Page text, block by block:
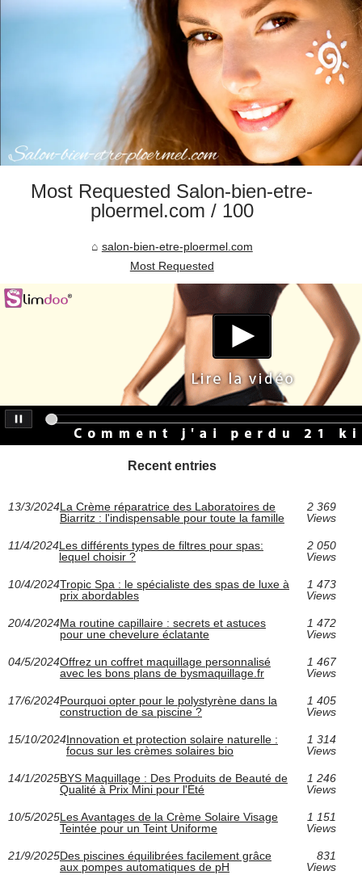
Most Requested Salon-bien-etre-
ploermel.com / 100
salon-bien-etre-ploermel.com
Most Requested
Recent entries
13/3/2024La Crème réparatrice des Laboratoires de
Biarritz : l'indispensable pour toute la famille
2 369
Views
11/4/2024Les différents types de filtres pour spas:
lequel choisir ?
2 050
Views
10/4/2024Tropic Spa : le spécialiste des spas de luxe à
prix abordables
1 473
Views
20/4/2024Ma routine capillaire : secrets et astuces
pour une chevelure éclatante
1 472
Views
04/5/2024Offrez un coffret maquillage personnalisé
avec les bons plans de bysmaquillage.fr
1 467
Views
17/6/2024Pourquoi opter pour le polystyrène dans la
construction de sa piscine ?
1 405
Views
15/10/2024Innovation et protection solaire naturelle :
focus sur les crèmes solaires bio
1 314
Views
14/1/2025BYS Maquillage : Des Produits de Beauté de
Qualité à Prix Mini pour l'Été
1 246
Views
10/5/2025Les Avantages de la Crème Solaire Visage
Teintée pour un Teint Uniforme
1 151
Views
21/9/2025Des piscines équilibrées facilement grâce
aux pompes automatiques de pH
831
Views